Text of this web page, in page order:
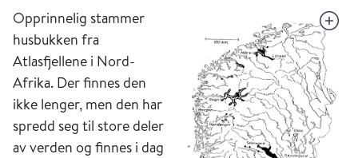
Opprinnelig stammer
husbukken fra
Atlasfjellene i Nord-
Afrika. Der finnes den
ikke lenger, men den har
spredd seg til store deler
av verden og finnes i dag